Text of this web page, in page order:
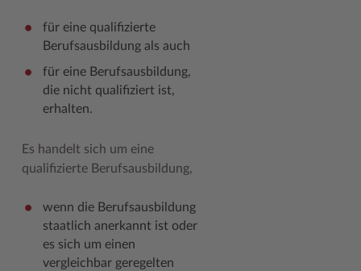
Woche der Seelischen Gesundheit
Karrieretag
Zahlen, Daten, Fakten
für eine qualifizierte
Berufsausbildung als auch
für eine Berufsausbildung,
die nicht qualifiziert ist,
erhalten.
Es handelt sich um eine
qualifizierte Berufsausbildung,
wenn die Berufsausbildung
staatlich anerkannt ist oder
es sich um einen
vergleichbar geregelten